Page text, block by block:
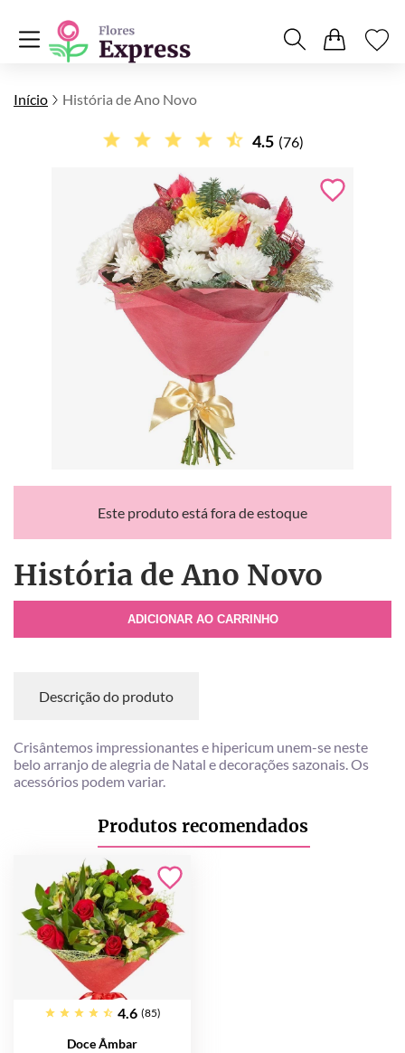
Início História de Ano Novo
4.5 (76)
Este produto está fora de estoque
História de Ano Novo
ADICIONAR AO CARRINHO
Descrição do produto
Crisântemos impressionantes e hipericum unem-se neste
belo arranjo de alegria de Natal e decorações sazonais. Os
acessórios podem variar.
Produtos recomendados
4.6 (85)
Doce Âmbar